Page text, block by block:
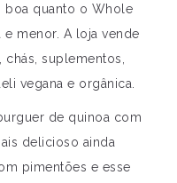
boa quanto o Whole
e menor. A loja vende
suplementos,
vegana e orgânica.
de quinoa com
delicioso ainda
pimentões e esse